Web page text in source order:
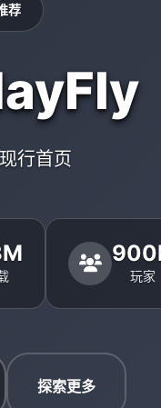
荐
行首页
玩家
探索更多